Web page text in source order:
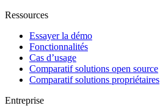
Ressources
Essayer la démo
Fonctionnalités
Cas d’usage
Comparatif solutions open source
Comparatif solutions propriétaires
Entreprise